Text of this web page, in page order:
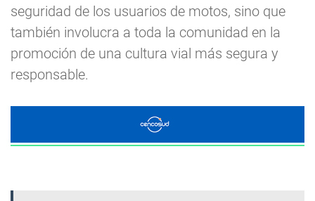
seguridad de los usuarios de motos, sino que
también involucra a toda la comunidad en la
promoción de una cultura vial más segura y
responsable.